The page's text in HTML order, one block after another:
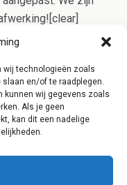
wij technologieën zoals
en/of te raadplegen.
kunnen wij gegevens zoals
Als je geen
kan dit een nadelige
Expres
Op deze
en controle op het